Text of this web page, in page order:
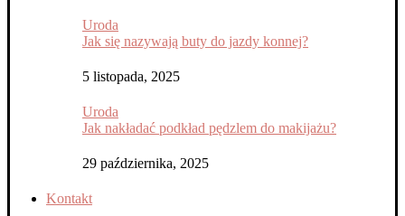
Uroda
Jak się nazywają buty do jazdy konnej?
5 listopada, 2025
Uroda
Jak nakładać podkład pędzlem do makijażu?
29 października, 2025
Kontakt